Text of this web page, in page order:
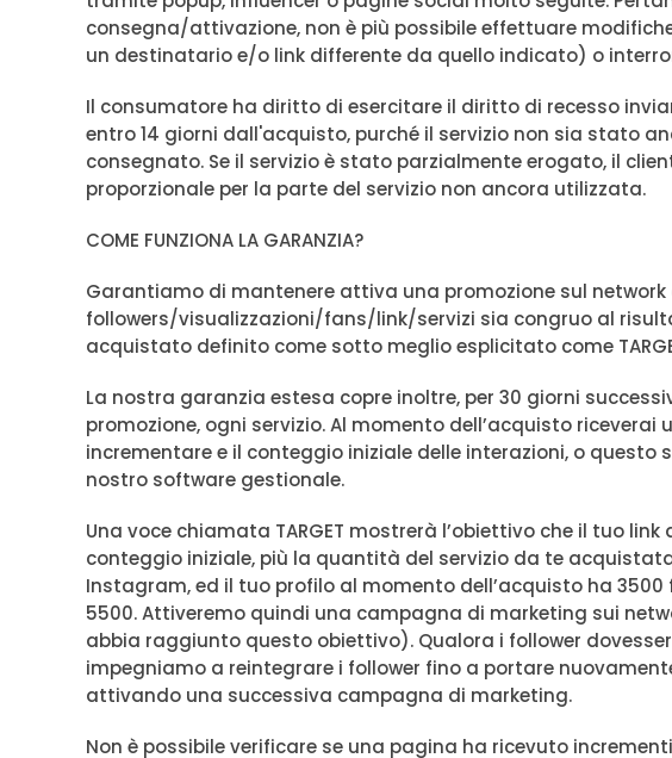
consegna/attivazione, non è più possibile effettuare
un destinatario e/o link differente da quello indicato) o
Il consumatore ha diritto di esercitare il diritto di recesso
entro 14 giorni dall'acquisto, purché il servizio non sia stato
consegnato. Se il servizio è stato parzialmente erogato, il
proporzionale per la parte del servizio non ancora utilizzata.
COME FUNZIONA LA GARANZIA?
Garantiamo di mantenere attiva una promozione sul
followers/visualizzazioni/fans/link/servizi sia congruo al
acquistato definito come sotto meglio esplicitato come
La nostra garanzia estesa copre inoltre, per 30 giorni
promozione, ogni servizio. Al momento dell’acquisto riceverai
incrementare e il conteggio iniziale delle interazioni, o
nostro software gestionale.
Una voce chiamata TARGET mostrerà l’obiettivo che il tuo
conteggio iniziale, più la quantità del servizio da te
Instagram, ed il tuo profilo al momento dell’acquisto ha
5500. Attiveremo quindi una campagna di marketing sui
abbia raggiunto questo obiettivo). Qualora i follower
impegniamo a reintegrare i follower fino a portare
attivando una successiva campagna di marketing.
Non è possibile verificare se una pagina ha ricevuto